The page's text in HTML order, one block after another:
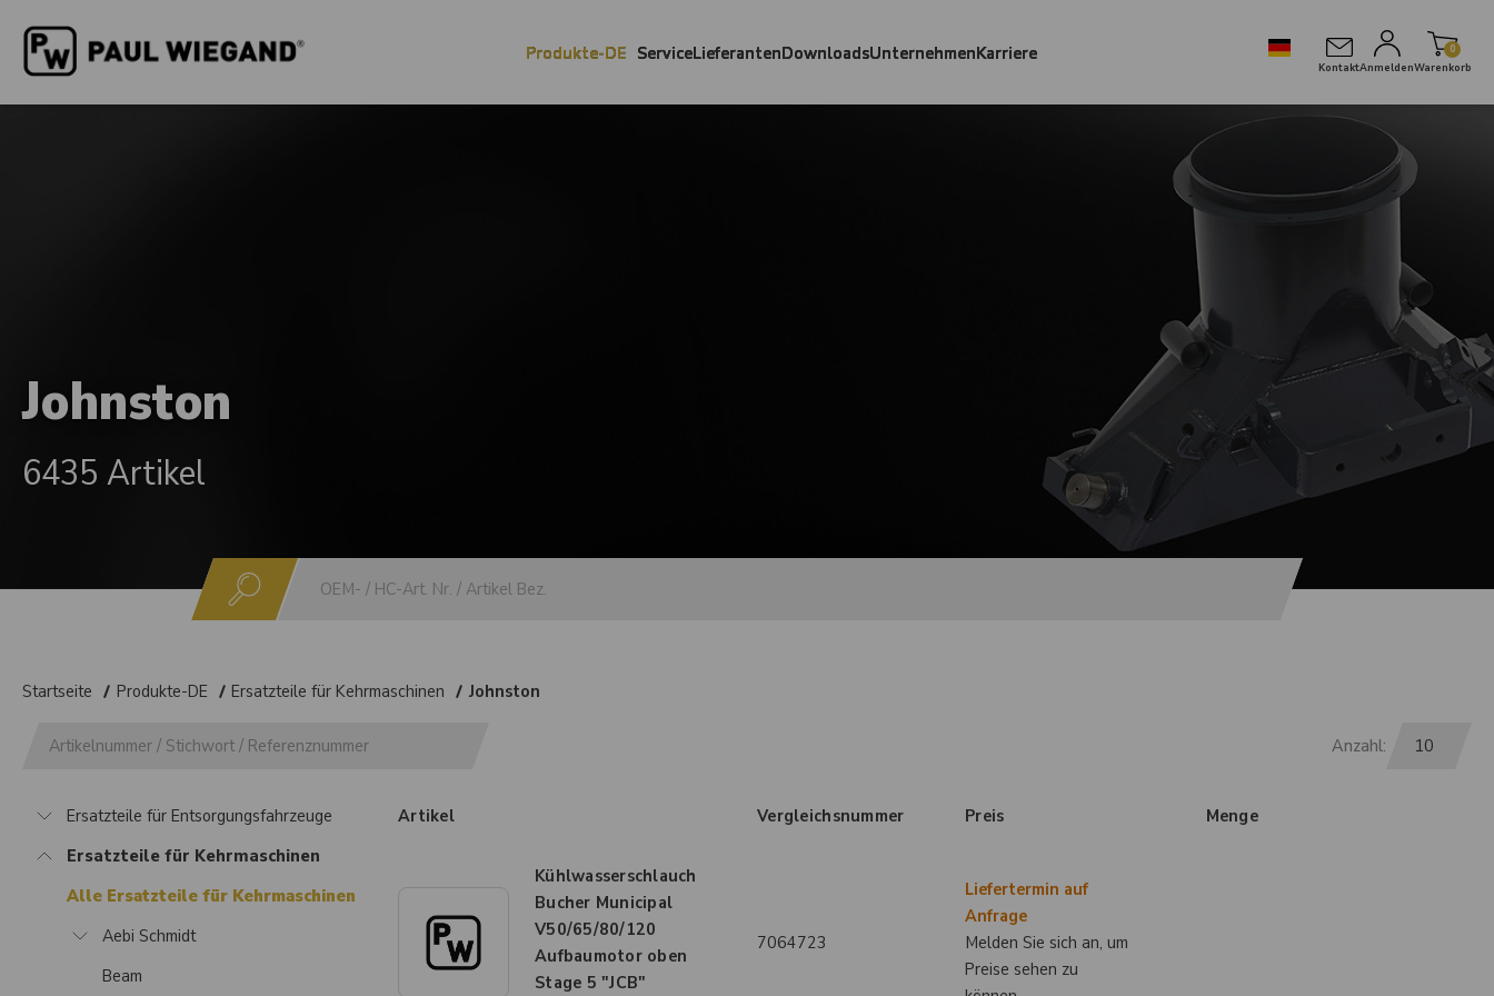
Produkte-DE ServiceLieferantenDownloadsUnternehmenKarriere
KontaktAnmelden
0
Warenkorb
Johnston
6435 Artikel
Startseite Produkte-DE Ersatzteile für Kehrmaschinen Johnston
Anzahl:
Ersatzteile für Entsorgungsfahrzeuge
Ersatzteile für Kehrmaschinen
Alle Ersatzteile für Kehrmaschinen
Aebi Schmidt
Beam
Artikel Vergleichsnummer Preis Menge
Kühlwasserschlauch
Bucher Municipal
V50/65/80/120
Aufbaumotor oben
Stage 5 "JCB"
7064723
Liefertermin auf
Anfrage
Melden Sie sich an, um
Preise sehen zu